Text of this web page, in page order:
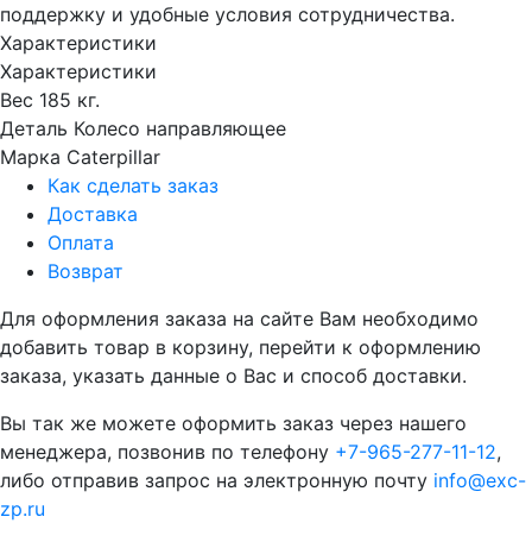
поддержку и удобные условия сотрудничества.
Характеристики
Характеристики
Вес 185 кг.
Деталь Колесо направляющее
Марка Caterpillar
Как сделать заказ
Доставка
Оплата
Возврат
Для оформления заказа на сайте Вам необходимо
добавить товар в корзину, перейти к оформлению
заказа, указать данные о Вас и способ доставки.
Вы так же можете оформить заказ через нашего
менеджера, позвонив по телефону +7-965-277-11-12,
либо отправив запрос на электронную почту info@exc-
zp.ru